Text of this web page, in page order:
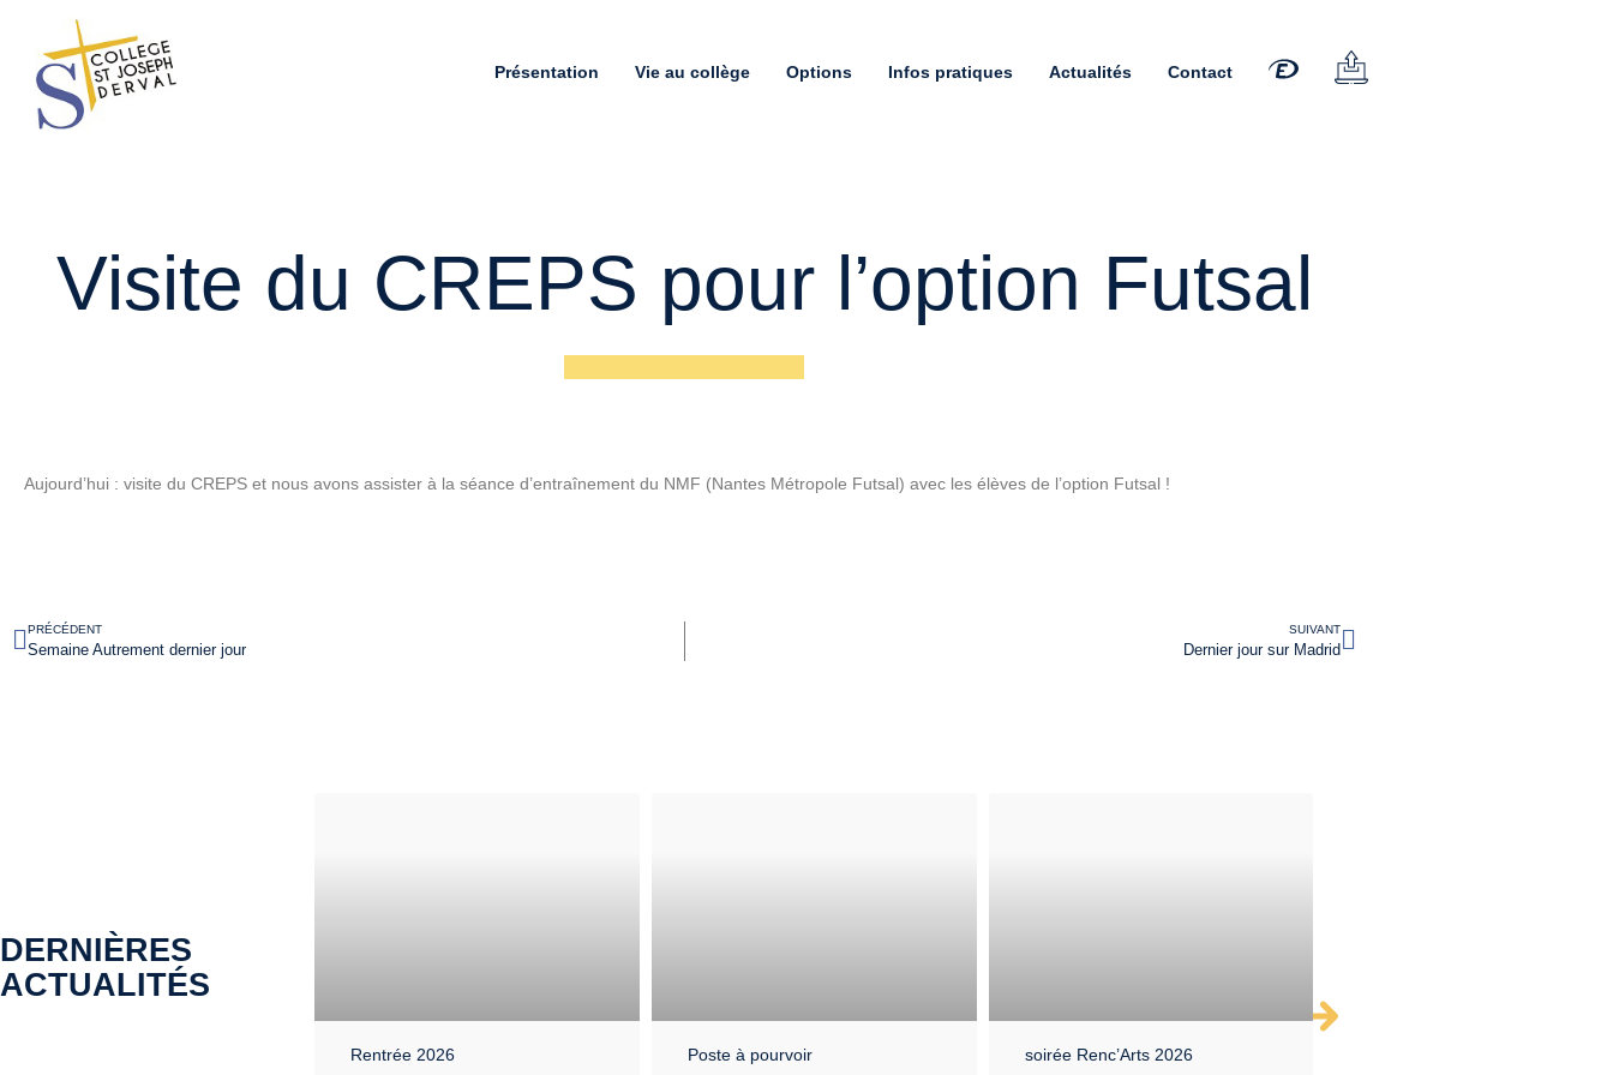
Présentation Vie au collège Options Infos pratiques Actualités Contact
Visite du CREPS pour l’option Futsal
Aujourd’hui : visite du CREPS et nous avons assister à la séance d’entraînement du NMF (Nantes Métropole Futsal) avec les élèves de l’option Futsal !
PRÉCÉDENT
Semaine Autrement dernier jour
SUIVANT
Dernier jour sur Madrid
DERNIÈRES
ACTUALITÉS
Rentrée 2026 Poste à pourvoir soirée Renc’Arts 2026